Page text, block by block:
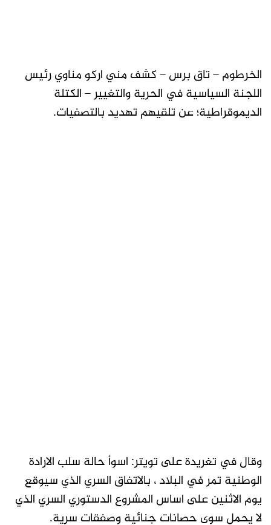
الخرطوم – تاق برس – كشف مني اركو مناوي رئيس
اللجنة السياسية في الحرية والتغيير – الكتلة
الديموقراطية؛ عن تلقيهم تهديد بالتصفيات.
وقال في تغريدة على تويتر: اسوأ حالة سلب الارادة
الوطنية تمر في البلاد ، بالاتفاق السري الذي سيوقع
يوم الاثنين على اساس المشروع الدستوري السري الذي
لا يحمل سوى حصانات جنائية وصفقات سرية.